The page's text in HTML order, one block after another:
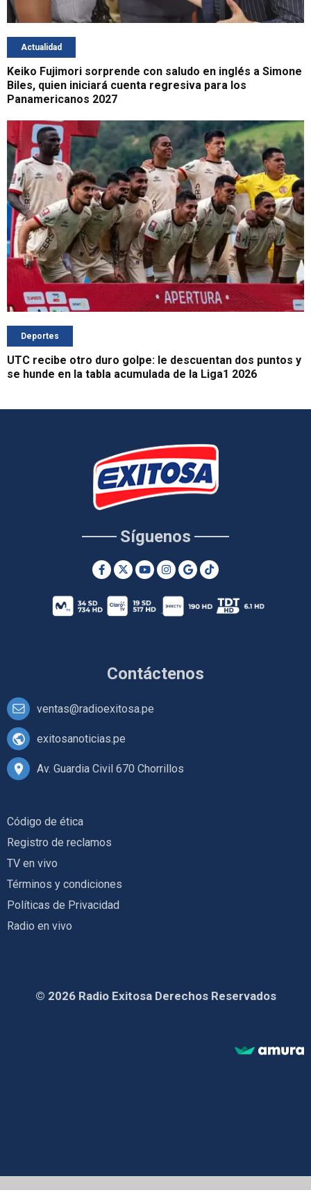
Actualidad
Keiko Fujimori sorprende con saludo en inglés a Simone
Biles, quien iniciará cuenta regresiva para los
Panamericanos 2027
Deportes
UTC recibe otro duro golpe: le descuentan dos puntos y
se hunde en la tabla acumulada de la Liga1 2026
Contáctenos
ventas@radioexitosa.pe
exitosanoticias.pe
Av. Guardia Civil 670 Chorrillos
Síguenos
Código de ética
Registro de reclamos
TV en vivo
Términos y condiciones
Políticas de Privacidad
Radio en vivo
© 2026 Radio Exitosa Derechos Reservados